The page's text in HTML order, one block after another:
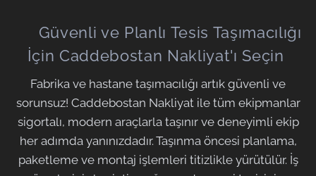
🏁 Güvenli ve Planlı Tesis Taşımacılığı
İçin Caddebostan Nakliyat'ı Seçin
Fabrika ve hastane taşımacılığı artık güvenli ve
sorunsuz! Caddebostan Nakliyat ile tüm ekipmanlar
sigortalı, modern araçlarla taşınır ve deneyimli ekip
her adımda yanınızdadır. Taşınma öncesi planlama,
paketleme ve montaj işlemleri titizlikle yürütülür. İş